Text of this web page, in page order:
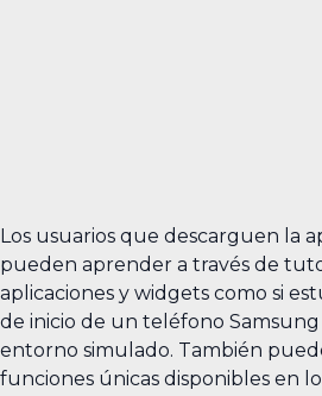
Los usuarios que descarguen la
pueden aprender a través de
aplicaciones y widgets como si
de inicio de un teléfono Samsung
entorno simulado. También
funciones únicas disponibles en